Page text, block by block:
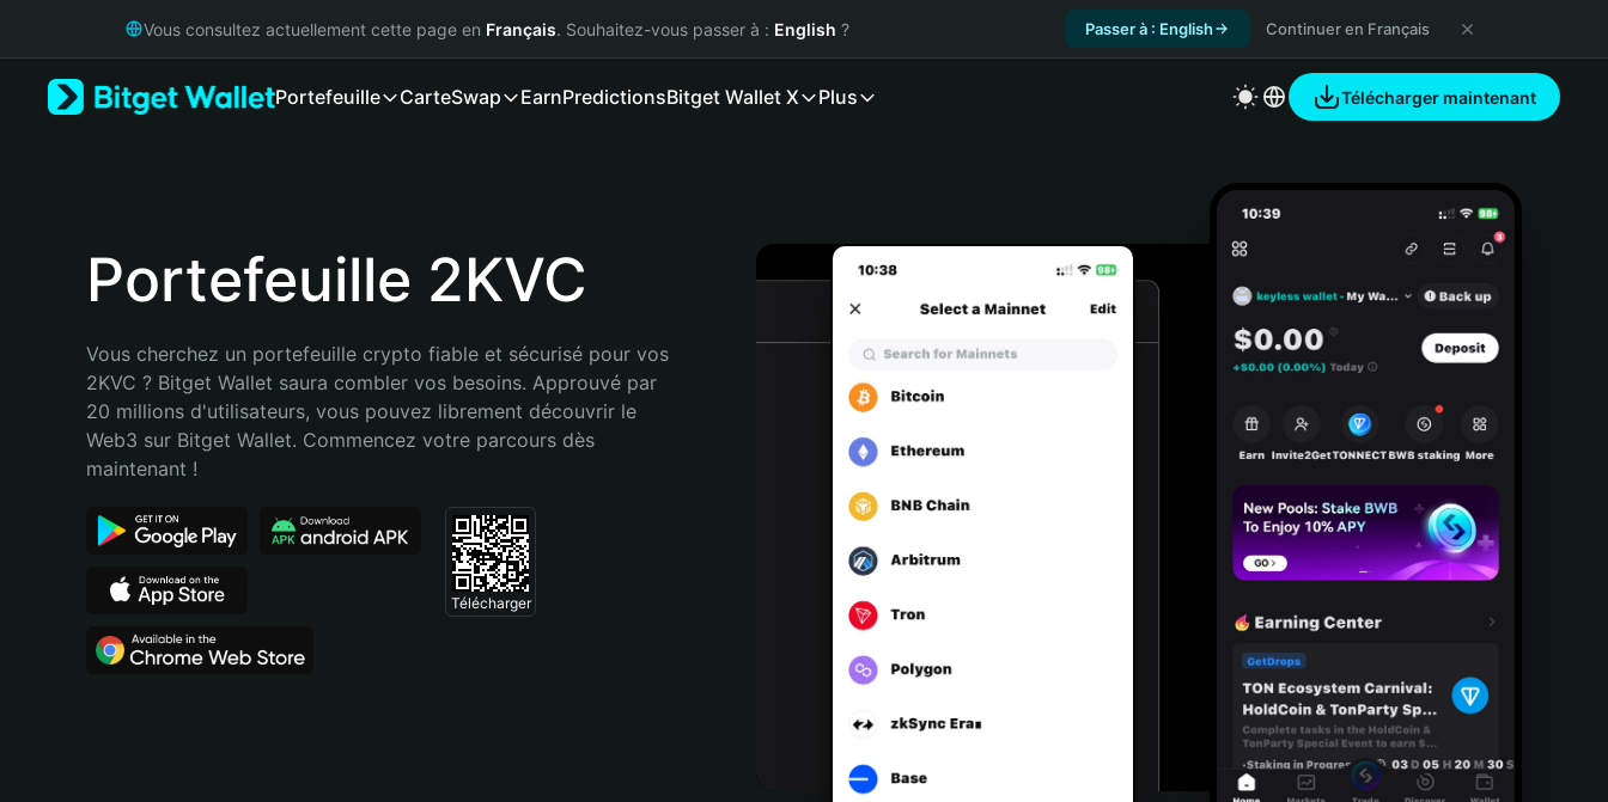
Русский
Bahasa Indonesia
Español (Argentina)
Vous consultez actuellement cette page en Français. Souhaitez-vous passer à : English ? Passer à : English Continuer en Français
Portefeuille CarteSwap EarnPredictionsBitget Wallet X Plus Télécharger maintenant
Portefeuille 2KVC
Vous cherchez un portefeuille crypto fiable et sécurisé pour vos
2KVC ? Bitget Wallet saura combler vos besoins. Approuvé par
20 millions d'utilisateurs, vous pouvez librement découvrir le
Web3 sur Bitget Wallet. Commencez votre parcours dès
maintenant !
Télécharger